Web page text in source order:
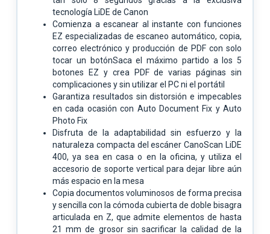
tecnología LiDE de Canon
Comienza a escanear al instante con funciones
EZ especializadas de escaneo automático, copia,
correo electrónico y producción de PDF con solo
tocar un botónSaca el máximo partido a los 5
botones EZ y crea PDF de varias páginas sin
complicaciones y sin utilizar el PC ni el portátil
Garantiza resultados sin distorsión e impecables
en cada ocasión con Auto Document Fix y Auto
Photo Fix
Disfruta de la adaptabilidad sin esfuerzo y la
naturaleza compacta del escáner CanoScan LiDE
400, ya sea en casa o en la oficina, y utiliza el
accesorio de soporte vertical para dejar libre aún
más espacio en la mesa
Copia documentos voluminosos de forma precisa
y sencilla con la cómoda cubierta de doble bisagra
articulada en Z, que admite elementos de hasta
21 mm de grosor sin sacrificar la calidad de la